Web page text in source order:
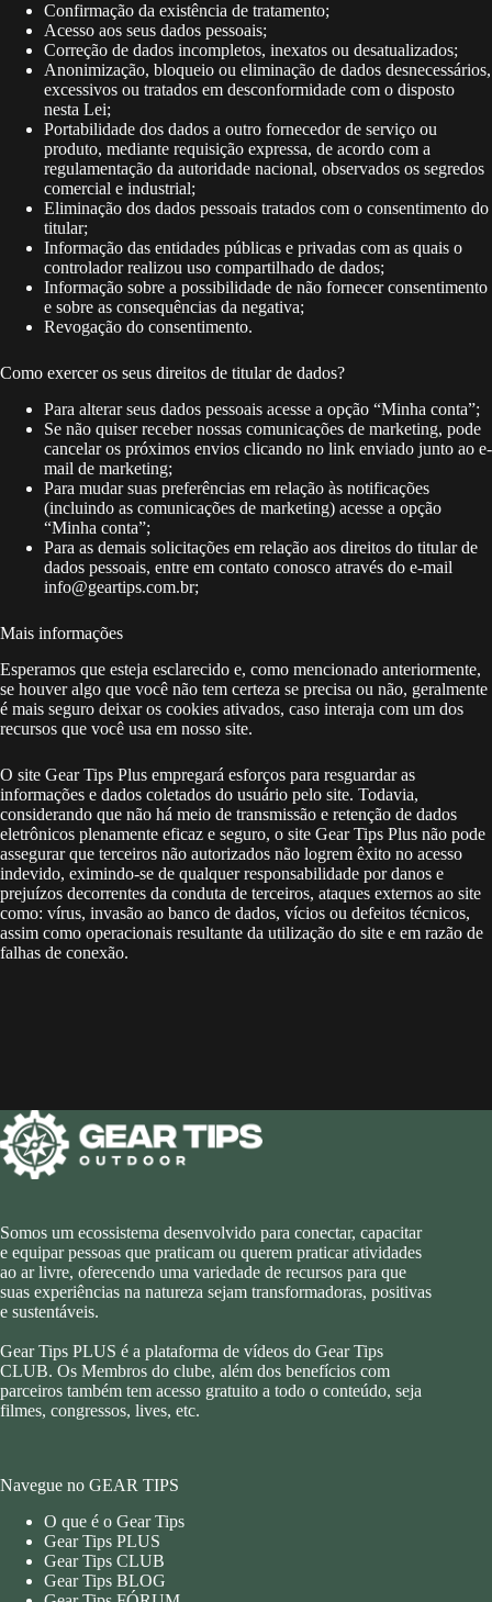
Confirmação da existência de tratamento;
Acesso aos seus dados pessoais;
Correção de dados incompletos, inexatos ou desatualizados;
Anonimização, bloqueio ou eliminação de dados desnecessários,
excessivos ou tratados em desconformidade com o disposto
nesta Lei;
Portabilidade dos dados a outro fornecedor de serviço ou
produto, mediante requisição expressa, de acordo com a
regulamentação da autoridade nacional, observados os segredos
comercial e industrial;
Eliminação dos dados pessoais tratados com o consentimento do
titular;
Informação das entidades públicas e privadas com as quais o
controlador realizou uso compartilhado de dados;
Informação sobre a possibilidade de não fornecer consentimento
e sobre as consequências da negativa;
Revogação do consentimento.
Como exercer os seus direitos de titular de dados?
Para alterar seus dados pessoais acesse a opção “Minha conta”;
Se não quiser receber nossas comunicações de marketing, pode
cancelar os próximos envios clicando no link enviado junto ao e-
mail de marketing;
Para mudar suas preferências em relação às notificações
(incluindo as comunicações de marketing) acesse a opção
“Minha conta”;
Para as demais solicitações em relação aos direitos do titular de
dados pessoais, entre em contato conosco através do e-mail
info@geartips.com.br;
Mais informações
Esperamos que esteja esclarecido e, como mencionado anteriormente,
se houver algo que você não tem certeza se precisa ou não, geralmente
é mais seguro deixar os cookies ativados, caso interaja com um dos
recursos que você usa em nosso site.
O site Gear Tips Plus empregará esforços para resguardar as
informações e dados coletados do usuário pelo site. Todavia,
considerando que não há meio de transmissão e retenção de dados
eletrônicos plenamente eficaz e seguro, o site Gear Tips Plus não pode
assegurar que terceiros não autorizados não logrem êxito no acesso
indevido, eximindo-se de qualquer responsabilidade por danos e
prejuízos decorrentes da conduta de terceiros, ataques externos ao site
como: vírus, invasão ao banco de dados, vícios ou defeitos técnicos,
assim como operacionais resultante da utilização do site e em razão de
falhas de conexão.
Somos um ecossistema desenvolvido para conectar, capacitar
e equipar pessoas que praticam ou querem praticar atividades
ao ar livre, oferecendo uma variedade de recursos para que
suas experiências na natureza sejam transformadoras, positivas
e sustentáveis.
Gear Tips PLUS é a plataforma de vídeos do Gear Tips
CLUB. Os Membros do clube, além dos benefícios com
parceiros também tem acesso gratuito a todo o conteúdo, seja
filmes, congressos, lives, etc.
Navegue no GEAR TIPS
O que é o Gear Tips
Gear Tips PLUS
Gear Tips CLUB
Gear Tips BLOG